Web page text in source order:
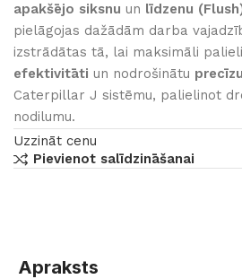
apakšējo siksnu un līdzenu
pielāgojas dažādām darba
izstrādātas tā, lai maksimāli
efektivitāti un nodrošinātu
Caterpillar J sistēmu, palielinot
nodilumu.
Uzzināt cenu
Pievienot salīdzināšanai
Apraksts